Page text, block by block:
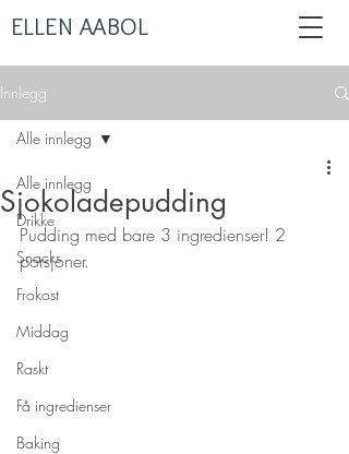
ELLEN AABOL
Innlegg
Alle innlegg
Drikke
Snacks
Frokost
Middag
Raskt
Få ingredienser
Baking
Alle innlegg
Sjokoladepudding
Pudding med bare 3 ingredienser! 2
porsjoner.